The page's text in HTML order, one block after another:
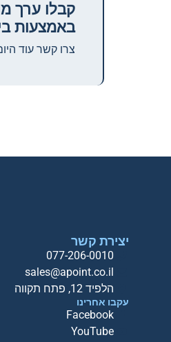
קבלו ערך
באמצעות
צרו קשר עוד
יצירת קשר
077-206-0010
sales@apoint.co.il
הלפיד 12, פתח תקווה
עקבו אחרינו
Facebook
YouTube